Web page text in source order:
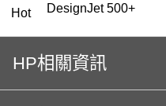
Hot DesignJet 500+
OfficeJet Pro 9010
HP 151 119
HP Color Laser
HP相關資訊